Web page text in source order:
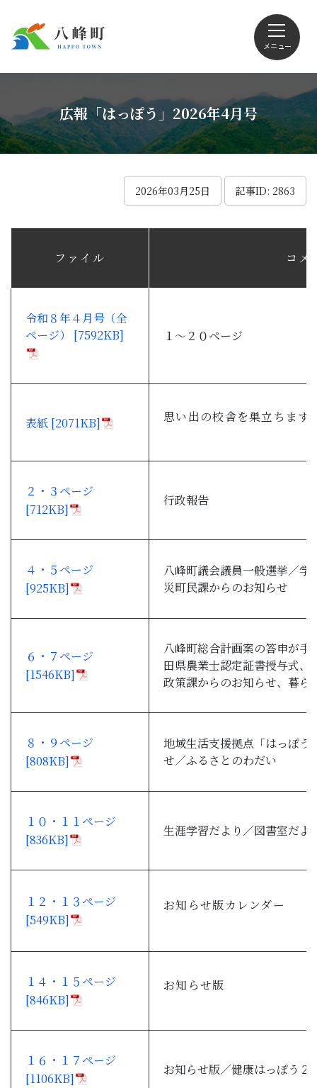
メニュー
Foreign language
観光
子育て・教育
ビジネス・産業
行政情報
広報「はっぽう」2026年4月号
2026年03月25日 記事ID: 2863
ファイル コメ
令和８年４月号（全
ページ） [7592KB]
１～２０ページ
表紙 [2071KB] 思い出の校舎を巣立ちます
２・３ページ
[712KB]
行政報告
４・５ページ
[925KB]
八峰町議会議員一般選挙／
災町民課からのお知らせ
６・７ページ
[1546KB]
八峰町総合計画案の答申が
田県農業士認定証書授与式
政策課からのお知らせ、暮ら
８・９ページ
[808KB]
地域生活支援拠点「はっぽ
せ／ふるさとのわだい
１０・１１ページ
[836KB]
生涯学習だより／図書室だよ
１２・１３ページ
[549KB]
お知らせ版カレンダー
１４・１５ページ
[846KB]
お知らせ版
１６・１７ページ
[1106KB]
お知らせ版／健康はっぽう２